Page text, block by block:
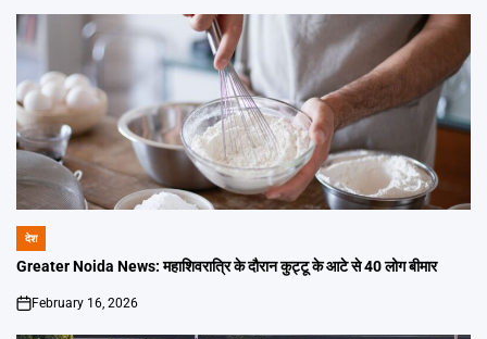
POSTED
IN
देश
Greater Noida News: महाशिवरात्रि के दौरान कुट्टू के आटे से 40 लोग बीमार
on
February 16, 2026